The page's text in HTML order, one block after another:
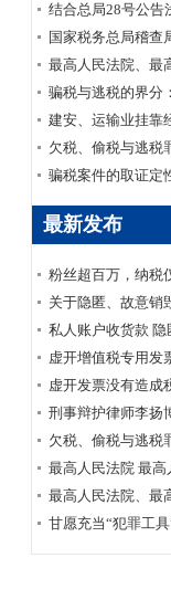
较分析
结合总局28号公告
及的企业所得税如
国家税务总局稽查
理”
最高人民法院、最
家安全部、司法部
宽制度的指导意见
骗税与逃税的界分
建安、运输业挂靠
欠税、偷税与逃
探
骗税案件的取证定
最新发布
粉丝超百万，纳
主播李呈祥隐匿收
关于隐匿、故意销
务会计报告罪司法
私人账户收货款
鑫福黄金珠宝店偷
虚开增值税专用发
扣税款发票罪刑事
虚开发票没有造成
刑事辩护律师李扬
禁不止？
欠税、偷税与逃
探
最高人民法院 最
收征管刑事案件适
最高人民法院、最
家安全部、司法部
宽制度的指导意见
甘愿充当“犯罪工
涉税中介福州金汇